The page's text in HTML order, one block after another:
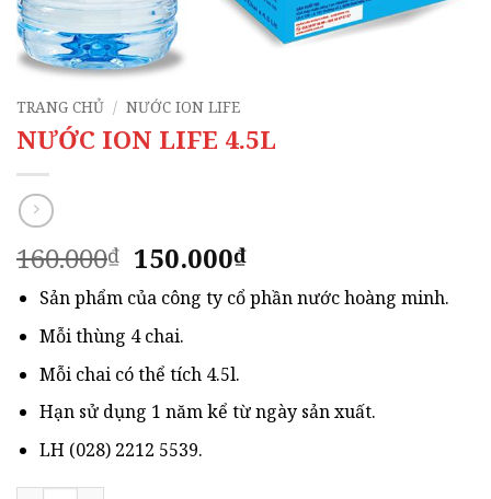
TRANG CHỦ / NƯỚC ION LIFE
NƯỚC ION LIFE 4.5L
160.000₫ Giá
gốc
là:
160.000₫.
150.000₫Giá
hiện
tại
Sản phẩm của công ty cổ phần nước hoàng minh.
Mỗi thùng 4 chai.
Mỗi chai có thể tích 4.5l.
Hạn sử dụng 1 năm kể từ ngày sản xuất.
LH (028) 2212 5539.